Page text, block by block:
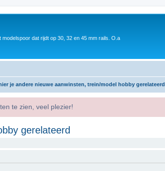
dat rijdt op 30, 32 en 45 mm rails. O.a
je andere nieuwe aanwinsten, trein/model hobby gerelateerd
te zien, veel plezier!
gerelateerd